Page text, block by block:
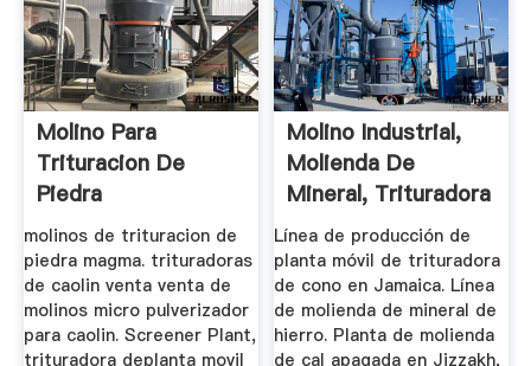
Molino Para
Trituracion De
Piedra
molinos de trituracion de
piedra magma. trituradoras
de caolin venta venta de
molinos micro pulverizador
para caolin. Screener Plant,
trituradora deplanta movil
Molino Industrial,
Molienda De
Mineral, Trituradora
De Piedra
Línea de producción de
planta móvil de trituradora
de cono en Jamaica. Línea
de molienda de mineral de
hierro. Planta de molienda
de cal apagada en Jizzakh,